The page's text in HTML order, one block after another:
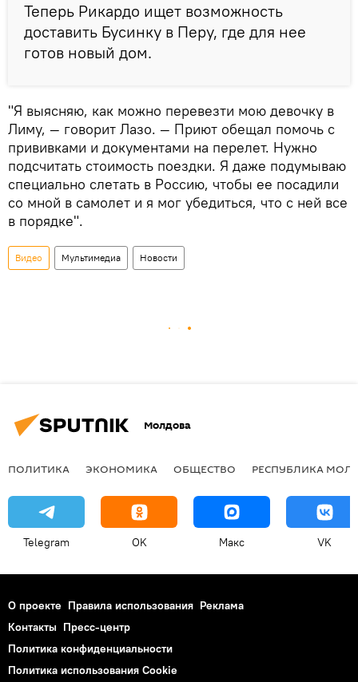
Теперь Рикардо ищет возможность
доставить Бусинку в Перу, где для нее
готов новый дом.
"Я выясняю, как можно перевезти мою девочку в
Лиму, — говорит Лазо. — Приют обещал помочь с
прививками и документами на перелет. Нужно
подсчитать стоимость поездки. Я даже подумываю
специально слетать в Россию, чтобы ее посадили
со мной в самолет и я мог убедиться, что с ней все
в порядке".
Видео Мультимедиа Новости
Молдова
ПОЛИТИКА ЭКОНОМИКА ОБЩЕСТВО РЕСПУБЛИКА
Telegram OK Макс VK
О проекте Правила использования Реклама
Контакты Пресс-центр
Политика конфиденциальности
Политика использования Cookie